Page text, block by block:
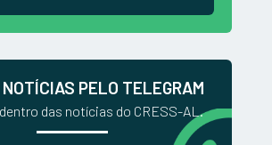
NOTÍCIAS PELO TELEGRAM
das notícias do CRESS-AL.